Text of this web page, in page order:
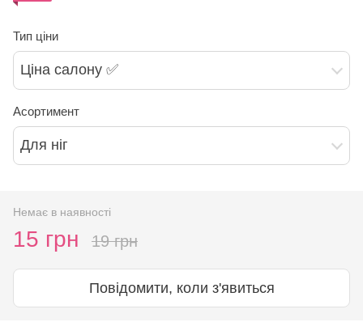
Тип ціни
Ціна салону ✅
Асортимент
Для ніг
Немає в наявності
15 грн 19 грн
Повідомити, коли з'явиться